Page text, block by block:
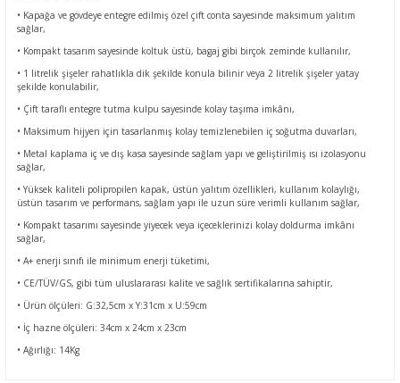
• Kapağa ve gövdeye entegre edilmiş özel çift conta sayesinde maksimum yalıtım
sağlar,
• Kompakt tasarım sayesinde koltuk üstü, bagaj gibi birçok zeminde kullanılır,
• 1 litrelik şişeler rahatlıkla dik şekilde konula bilinir veya 2 litrelik şişeler yatay
şekilde konulabilir,
• Çift taraflı entegre tutma kulpu sayesinde kolay taşıma imkânı,
• Maksimum hijyen için tasarlanmış kolay temizlenebilen iç soğutma duvarları,
• Metal kaplama iç ve dış kasa sayesinde sağlam yapı ve geliştirilmiş ısı izolasyonu
sağlar,
• Yüksek kaliteli polipropilen kapak, üstün yalıtım özellikleri, kullanım kolaylığı,
üstün tasarım ve performans, sağlam yapı ile uzun süre verimli kullanım sağlar,
• Kompakt tasarımı sayesinde yiyecek veya içeceklerinizi kolay doldurma imkânı
sağlar,
• A+ enerji sınıfı ile minimum enerji tüketimi,
• CE/TÜV/GS, gibi tüm uluslararası kalite ve sağlık sertifikalarına sahiptir,
• Ürün ölçüleri: G:32,5cm x Y:31cm x U:59cm
• İç hazne ölçüleri: 34cm x 24cm x 23cm
• Ağırlığı: 14Kg